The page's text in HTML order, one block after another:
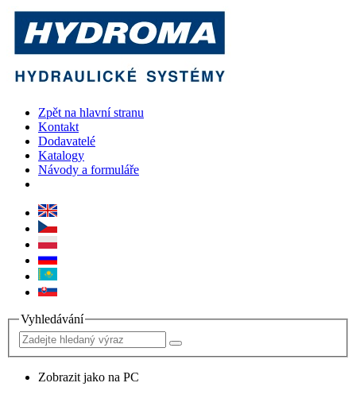
Zpět na hlavní stranu
Kontakt
Dodavatelé
Katalogy
Návody a formuláře
Vyhledávání
Zobrazit jako na PC